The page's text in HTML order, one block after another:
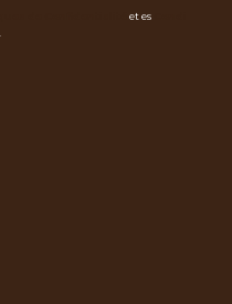
et es